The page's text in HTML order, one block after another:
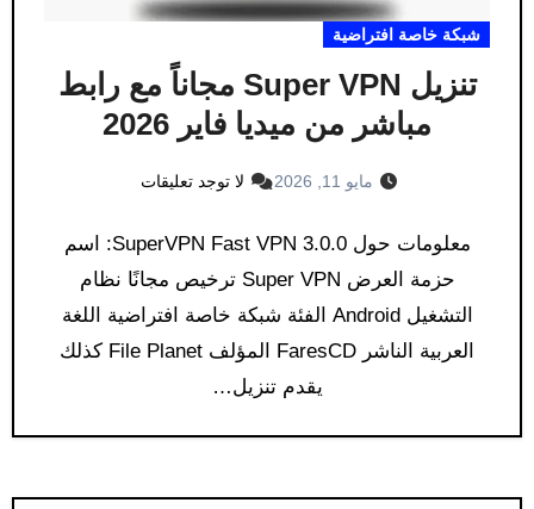
شبكة خاصة افتراضية
تنزيل Super VPN مجاناً مع رابط
مباشر من ميديا ​​فاير 2026
مايو 11, 2026 لا توجد تعليقات
معلومات حول SuperVPN Fast VPN 3.0.0: اسم
حزمة العرض Super VPN ترخيص مجانًا نظام
التشغيل Android الفئة شبكة خاصة افتراضية اللغة
العربية الناشر FaresCD المؤلف File Planet كذلك
يقدم تنزيل…